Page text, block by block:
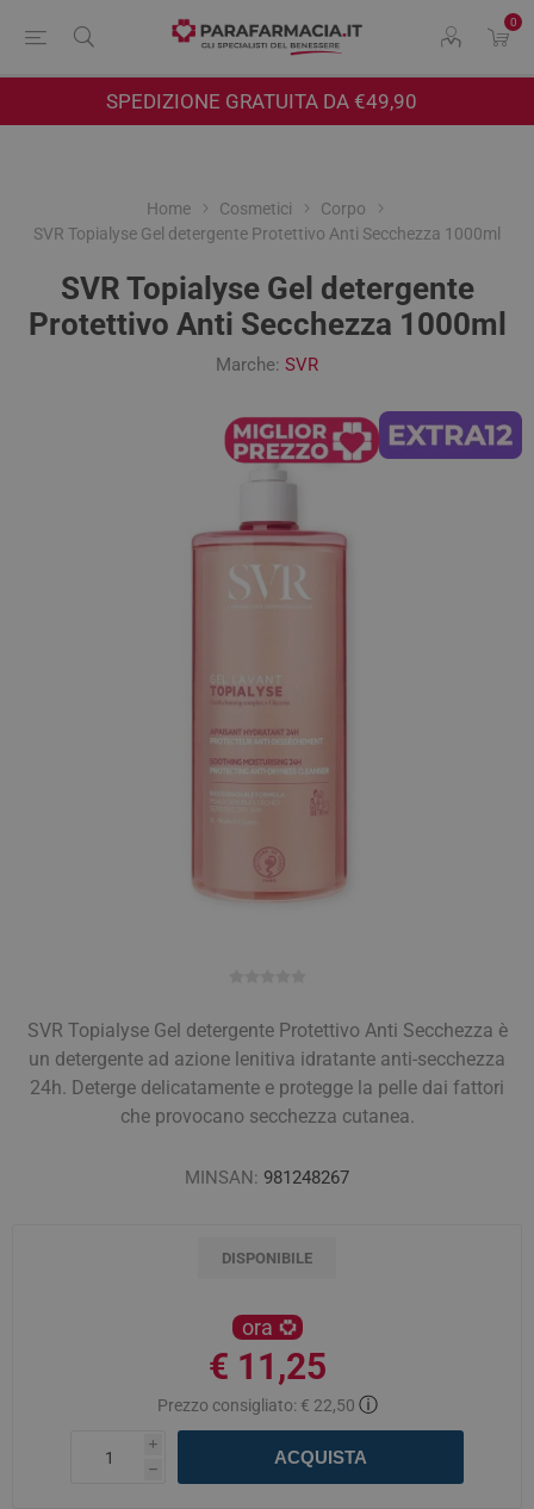
0
SPEDIZIONE GRATUITA DA €49,90
Home Cosmetici
Corpo
SVR Topialyse Gel detergente Protettivo Anti Secchezza 1000ml
SVR Topialyse Gel detergente
Protettivo Anti Secchezza 1000ml
Marche: SVR
SVR Topialyse Gel detergente Protettivo Anti Secchezza è
un detergente ad azione lenitiva idratante anti-secchezza
24h. Deterge delicatamente e protegge la pelle dai fattori
che provocano secchezza cutanea.
MINSAN: 981248267
DISPONIBILE
ora
€ 11,25
Prezzo consigliato: € 22,50 ⓘ
i
h
ACQUISTA